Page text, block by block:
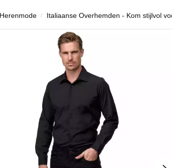
Herenmode / Italiaanse Overhemden - Kom stijlvol